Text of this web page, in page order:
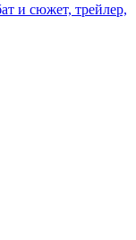
и сюжет, трейлер,